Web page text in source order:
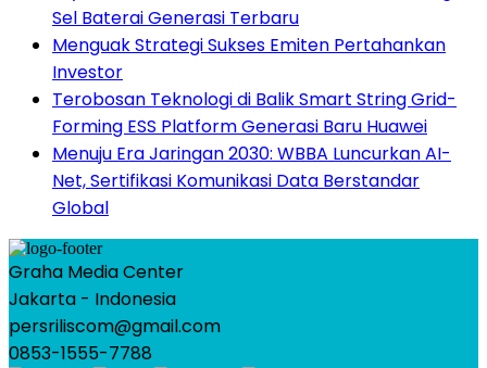
Sel Baterai Generasi Terbaru
Menguak Strategi Sukses Emiten Pertahankan
Investor
Terobosan Teknologi di Balik Smart String Grid-
Forming ESS Platform Generasi Baru Huawei
Menuju Era Jaringan 2030: WBBA Luncurkan AI-
Net, Sertifikasi Komunikasi Data Berstandar
Global
Graha Media Center
Jakarta - Indonesia
persriliscom@gmail.com
0853-1555-7788